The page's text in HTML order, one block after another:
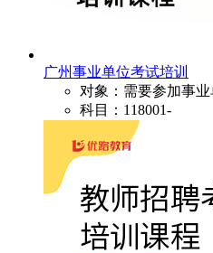
广州事业单位考试培训
对象：需要参加事
科目：118001-